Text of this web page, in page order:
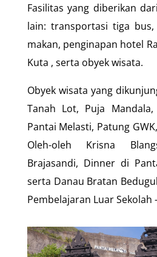
Fasilitas yang diberikan
lain: transportasi tiga bus,
makan, penginapan hotel
Kuta , serta obyek wisata.
Obyek wisata yang
Tanah Lot, Puja
Pantai Melasti, Patung
Oleh-oleh Krisna
Brajasandi, Dinner di
serta Danau Bratan
Pembelajaran Luar Sekolah